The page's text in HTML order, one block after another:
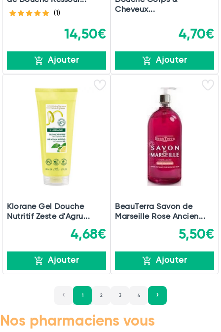
(1)
14,50€
Ajouter
Cheveux...
4,70€
Ajouter
Klorane Gel Douche
Nutritif Zeste d'Agru...
4,68€
Ajouter
BeauTerra Savon de
Marseille Rose Ancien...
5,50€
Ajouter
1 2 3 4
Nos pharmaciens vous